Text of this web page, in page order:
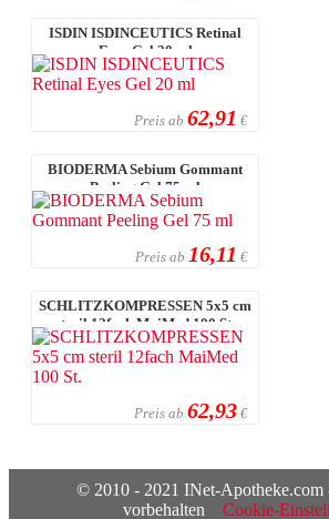
ISDIN ISDINCEUTICS Retinal
Eyes Gel 20 ml
Preis ab 62,91 €
BIODERMA Sebium Gommant
Peeling Gel 75 ml
Preis ab 16,11 €
SCHLITZKOMPRESSEN 5x5 cm
steril 12fach MaiMed 100 St.
Preis ab 62,93 €
© 2010 - 2021 INet-Apotheke.com
vorbehalten Cookie-